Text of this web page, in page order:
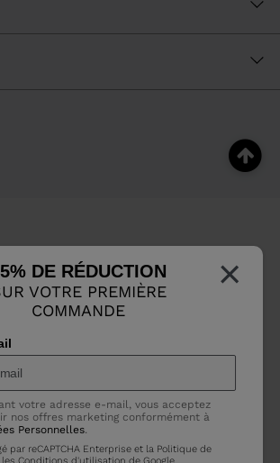
×
DE RÉDUCTION
VOTRE PREMIÈRE
COMMANDE
votre adresse e-mail, vous acceptez
nos offres marketing conformément à
Personnelles.
par reCAPTCHA Enterprise et la Politique de